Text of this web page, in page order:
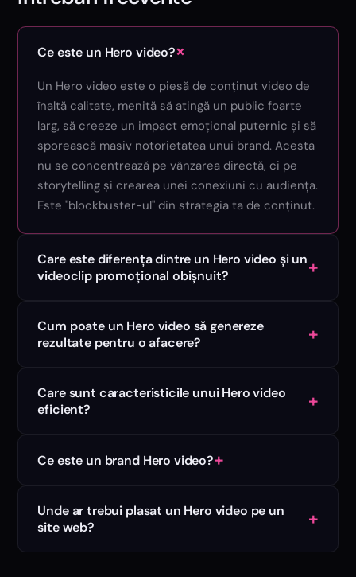
Ce este un Hero video?+
Un Hero video este o piesă de conținut video de
înaltă calitate, menită să atingă un public foarte
larg, să creeze un impact emoțional puternic și să
sporească masiv notorietatea unui brand. Acesta
nu se concentrează pe vânzarea directă, ci pe
storytelling și crearea unei conexiuni cu audiența.
Este "blockbuster-ul" din strategia ta de conținut.
Care este diferența dintre un Hero video și un
videoclip promoțional obișnuit?
+
Cum poate un Hero video să genereze
rezultate pentru o afacere?
+
Care sunt caracteristicile unui Hero video
eficient?
+
Ce este un brand Hero video?+
Unde ar trebui plasat un Hero video pe un
site web?
+